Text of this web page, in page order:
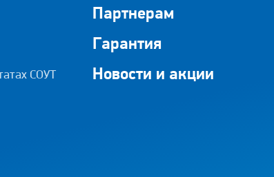
СОУТ
Партнерам
Гарантия
Новости и акции